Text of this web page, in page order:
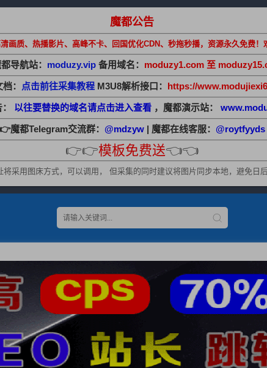
魔都公告
画质、热播影片、高峰不卡、回国优化CDN、秒拖秒播，资源永久免费！
导航站： moduzy.vip 备用域名： moduzy1.com 至
： 点击前往采集教程M3U8解析接口： https://
以往要替换的域名请点击进入查看 ，魔都演示站：
👉魔都Telegram交流群： @mdzyw| 魔都在线客服： @roytfyyds
👉👉模板免费送👈👈
将采用图床方式，可以调用， 但采集的同时建议将图片同步本地，避免日后